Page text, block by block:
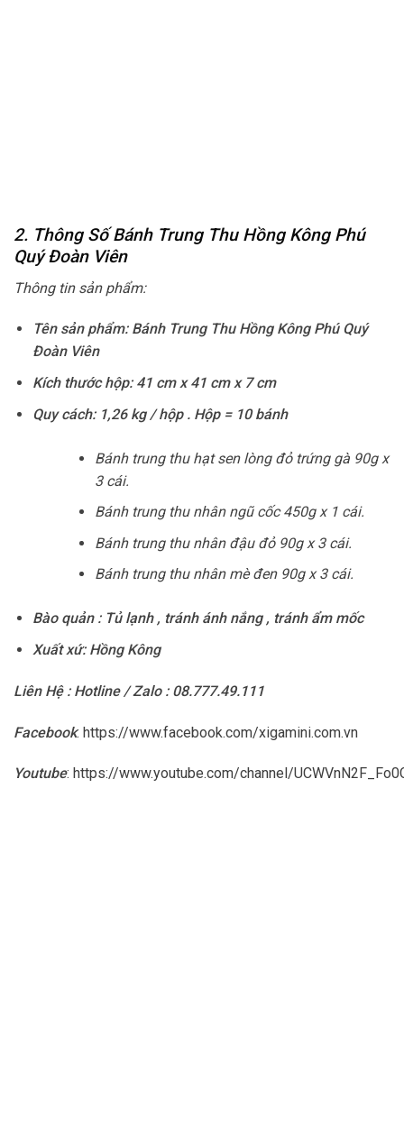
2. Thông Số Bánh Trung Thu Hồng Kông Phú
Quý Đoàn Viên
Thông tin sản phẩm:
Tên sản phẩm: Bánh Trung Thu Hồng Kông Phú Quý
Đoàn Viên
Kích thước hộp: 41 cm x 41 cm x 7 cm
Quy cách:1,26 kg / hộp . Hộp = 10 bánh
Bánh trung thu hạt sen lòng đỏ trứng gà 90g x
3 cái.
Bánh trung thu nhân ngũ cốc 450g x 1 cái.
Bánh trung thu nhân đậu đỏ 90g x 3 cái.
Bánh trung thu nhân mè đen 90g x 3 cái.
Bào quản : Tủ lạnh , tránh ánh nắng , tránh ẩm mốc
Xuất xứ: Hồng Kông
Liên Hệ : Hotline / Zalo : 08.777.49.111
Facebook: https://www.facebook.com/xigamini.com.vn
Youtube: https://www.youtube.com/channel/